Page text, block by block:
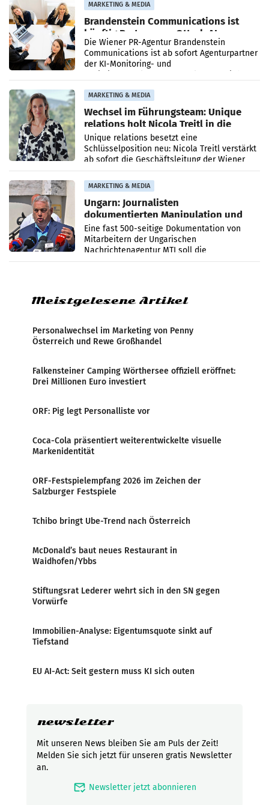
MARKETING & MEDIA
Brandenstein Communications ist
künftig Partner von OtterlyAI
Die Wiener PR-Agentur Brandenstein
Communications ist ab sofort Agenturpartner
der KI-Monitoring- und
MARKETING & MEDIA
Wechsel im Führungsteam: Unique
relations holt Nicola Treitl in die
Geschäftsleitung
Unique relations besetzt eine
Schlüsselposition neu: Nicola Treitl verstärkt
ab sofort die Geschäftsleitung der Wiener
PR-Agentur an der Seite von Josef Kalina und
Anna Kalina-Mahr.
MARKETING & MEDIA
Ungarn: Journalisten
dokumentierten Manipulation und
Zensur
Eine fast 500-seitige Dokumentation von
Mitarbeitern der Ungarischen
Nachrichtenagentur MTI soll die
systematische Nachrichten-Manipulation und
Meistgelesene Artikel
Personalwechsel im Marketing von Penny
Österreich und Rewe Großhandel
Falkensteiner Camping Wörthersee offiziell eröffnet:
Drei Millionen Euro investiert
ORF: Pig legt Personalliste vor
Coca-Cola präsentiert weiterentwickelte visuelle
Markenidentität
ORF-Festspielempfang 2026 im Zeichen der
Salzburger Festspiele
Tchibo bringt Ube-Trend nach Österreich
McDonald’s baut neues Restaurant in
Waidhofen/Ybbs
Stiftungsrat Lederer wehrt sich in den SN gegen
Vorwürfe
Immobilien-Analyse: Eigentumsquote sinkt auf
Tiefstand
EU AI-Act: Seit gestern muss KI sich outen
newsletter
Mit unseren News bleiben Sie am Puls der Zeit!
Melden Sie sich jetzt für unseren gratis Newsletter
an.
mark_email_read Newsletter jetzt abonnieren